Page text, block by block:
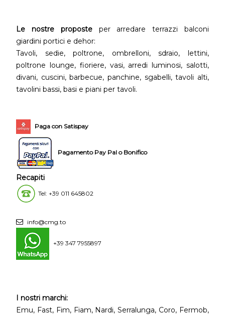
Le nostre proposteper arredare terrazzi balconi
giardini portici e dehor:
Tavoli, sedie, poltrone, ombrelloni, sdraio, lettini,
poltrone lounge, fioriere, vasi, arredi luminosi, salotti,
divani, cuscini, barbecue, panchine, sgabelli, tavoli alti,
tavolini bassi, basi e piani per tavoli.
Paga con Satispay
Pagamento Pay Pal o Bonifico
Recapiti
Tel: +39 011 645802
info@cmg.to
+39 347 7955897
I nostri marchi:
Emu, Fast, Fim, Fiam, Nardi, Serralunga, Coro, Fermob,